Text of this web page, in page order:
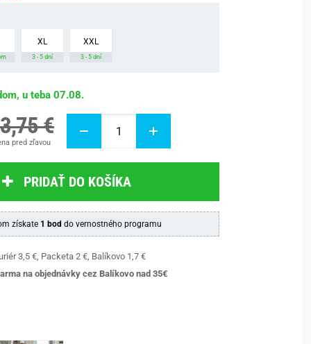
XL
3 - 5 dní
XXL
3 - 5 dní
u teba 07.08.
€
pred zľavou
PRIDAŤ DO KOŠÍKA
získate 1 bod do vernostného programu
3,5 €, Packeta 2 €, Balíkovo 1,7 €
na objednávky cez Balíkovo nad 35€